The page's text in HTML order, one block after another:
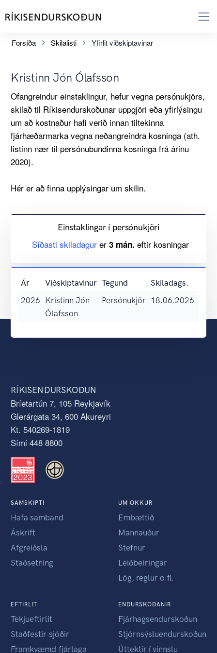
Forsíða Skilalisti Yfirlit viðskiptavinar
Kristinn Jón Ólafsson
Ofangreindur einstaklingur, hefur vegna persónukjörs,
skilað til Ríkisendurskoðunar uppgjöri eða yfirlýsingu
um að kostnaður hafi verið innan tiltekinna
fjárhæðarmarka vegna neðangreindra kosninga (ath.
listinn nær til persónubundinna kosninga frá árinu
2020).
Hér er að finna upplýsingar um skilin.
Einstaklingar í persónukjöri
Síðasti skiladagur er 3 mán. eftir kosningar
Ár Viðskiptavinur Tegund Skiladags.
2026 Kristinn Jón
Ólafsson
Persónukjör 18.06.2026
RÍKISENDURSKOÐUN
Bríetartún 7, 105 Reykjavík
Glerárgata 34, 600 Akureyri
Kt. 540269-1819
Sími 448 8800
SAMSKIPTI
Hafa samband
Áskrift
Afgreiðsla
Staðsetning
UM OKKUR
Embættið
Mannauður
Stefnur
Leiðbeiningar
Lög, reglur o.fl.
EFTIRLIT
Tekjueftirlit
Staðfestir sjóðir
Framkvæmd fjárlaga
ENDURSKOÐANIR
Fjárhagsendurskoðun
Stjórnsýsluendurskoðun
Úttektir í vinnslu